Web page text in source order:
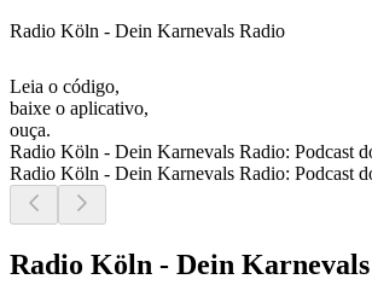
Radio Köln - Dein Karnevals Radio
Leia o código,
baixe o aplicativo,
ouça.
Radio Köln - Dein Karnevals Radio: Podcast
Radio Köln - Dein Karnevals Radio: Podcast
Radio Köln - Dein